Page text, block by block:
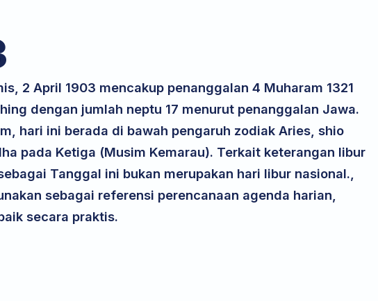
2 April 1903 mencakup penanggalan 4 Muharam 1321
dengan jumlah neptu 17 menurut penanggalan Jawa.
hari ini berada di bawah pengaruh zodiak Aries, shio
pada Ketiga (Musim Kemarau). Terkait keterangan libur
Tanggal ini bukan merupakan hari libur nasional.,
sebagai referensi perencanaan agenda harian,
secara praktis.